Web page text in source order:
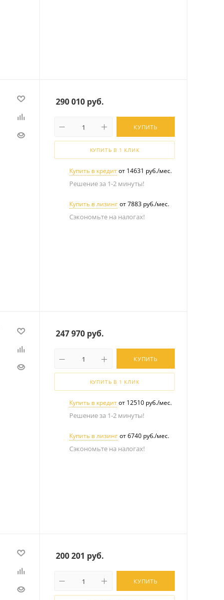
290 010 руб.
КУПИТЬ
КУПИТЬ В 1 КЛИК
Купить в кредитот 14631 руб./мес.
Решение за 1-2 минуты!
Купить в лизинг от 7883 руб./мес.
Сэкономьте на налогах!
247 970 руб.
КУПИТЬ
КУПИТЬ В 1 КЛИК
Купить в кредитот 12510 руб./мес.
Решение за 1-2 минуты!
Купить в лизинг от 6740 руб./мес.
Сэкономьте на налогах!
200 201 руб.
КУПИТЬ